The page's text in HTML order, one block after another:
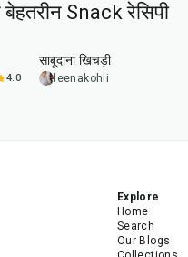
बेहतरीन Snack रेसिपी
4.0
साबूदाना खिचड़ी
leenakohli
Explore
Home
Search
Our Blogs